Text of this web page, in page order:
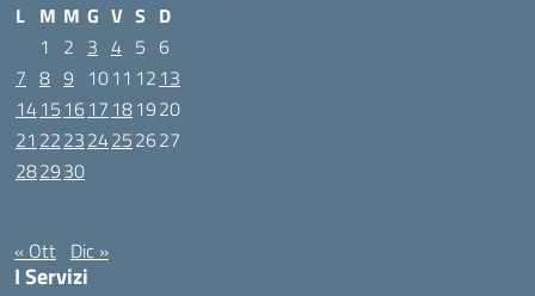
L M M G V S D
1
2 3 4 5 6
7 8 9 1011 12 13
1415 1617 181920
21 222324252627
282930
« Ott Dic »
I Servizi